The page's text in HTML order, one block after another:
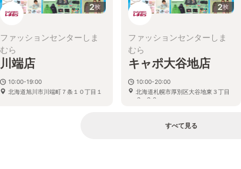
2枚
ファッションセンターしま
むら
川端店
10:00-19:00
北海道旭川市川端町７条１０丁目１
2枚
ファッションセンターしま
むら
キャポ大谷地店
10:00-20:00
北海道札幌市厚別区大谷地東３丁目
３−２０
すべて見る